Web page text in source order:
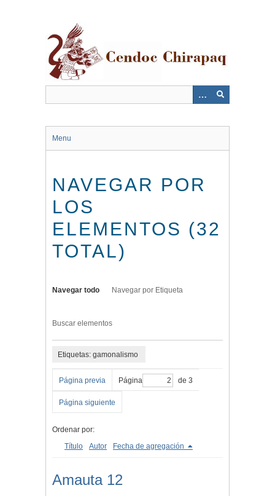
Menu
NAVEGAR POR
LOS
ELEMENTOS (32
TOTAL)
Navegar todo Navegar por Etiqueta
Buscar elementos
Etiquetas: gamonalismo
Página previa Página de 3
Página siguiente
Ordenar por:
Título
Autor Fecha de agregación
Amauta 12